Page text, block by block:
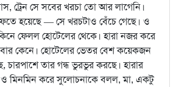
ট্রেন সে সবের খরচা তো আর লাগেনি।
হয়েছে — সে খরচটাও বেঁচে গেছে। ও
ফেলল হোটেলের থেকে। হারা নজর করে
কেনে। হোটেলের ভেতর বেশ কয়েকজন
চারপাশে তার গন্ধ ভুরভুর করছে। হারার
মিনমিন করে সুলোচনাকে বলল, মা, একটু